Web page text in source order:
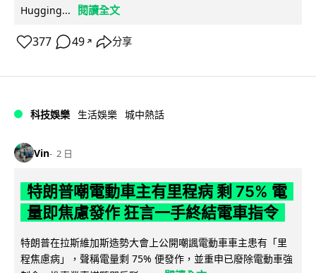
Hugging...
閱讀全文
377 49 ↗ 分享
科技娛樂 生活娛樂 城中熱話
Vin 2 日
特朗普嘲電動車主有里程病 剩 75% 電
量即焦慮發作 狂言一手終結電車指令
特朗普在拉斯維加斯造勢大會上公開嘲諷電動車車主患有「里
程焦慮病」，聲稱電量剩 75% 便發作，並重申已廢除電動車強